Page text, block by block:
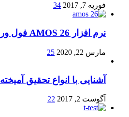
فوریه 7, 2017 34
نرم افزار AMOS 26 فول ورژن با نصب آسان
مارس 22, 2020 25
آشنایی با انواع تحقیق آمیخته
آگوست 2, 2017 22